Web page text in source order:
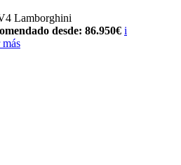
Lamborghini
desde: 86.950€ i